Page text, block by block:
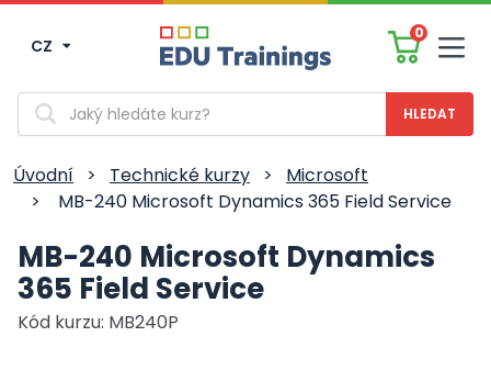
CZ
0
Vyhledávání
Úvodní > Technické kurzy >
Microsoft
>
MB-240 Microsoft Dynamics 365 Field Service
MB-240 Microsoft Dynamics
365 Field Service
Kód kurzu: MB240P